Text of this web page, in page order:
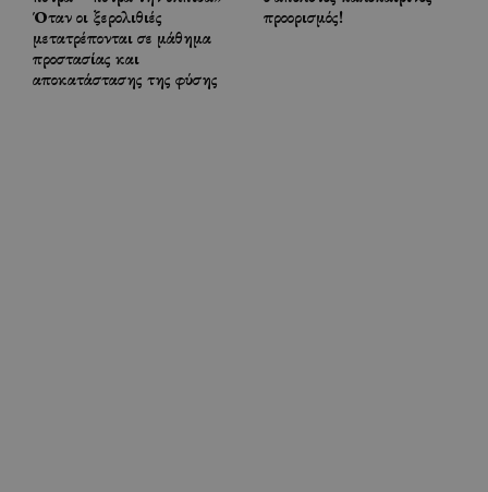
Όταν οι ξερολιθιές
μετατρέπονται σε μάθημα
προστασίας και
αποκατάστασης της φύσης
προορισμός!